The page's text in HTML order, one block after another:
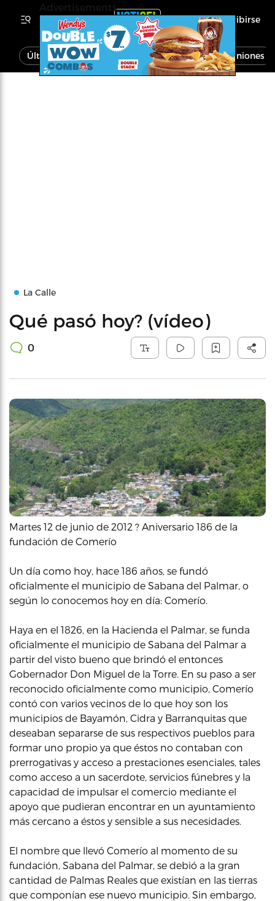
Inscribirse
Última Hora Noticias Economía Opiniones
La Calle
Qué pasó hoy? (vídeo)
0
Martes 12 de junio de 2012 ? Aniversario 186 de la
fundación de Comerío
Un día como hoy, hace 186 años, se fundó
oficialmente el municipio de Sabana del Palmar, o
según lo conocemos hoy en día: Comerío.
Haya en el 1826, en la Hacienda el Palmar, se funda
oficialmente el municipio de Sabana del Palmar a
partir del visto bueno que brindó el entonces
Gobernador Don Miguel de la Torre. En su paso a ser
reconocido oficialmente como municipio, Comerío
contó con varios vecinos de lo que hoy son los
municipios de Bayamón, Cidra y Barranquitas que
deseaban separarse de sus respectivos pueblos para
formar uno propio ya que éstos no contaban con
prerrogativas y acceso a prestaciones esenciales, tales
como acceso a un sacerdote, servicios fúnebres y la
capacidad de impulsar el comercio mediante el
apoyo que pudieran encontrar en un ayuntamiento
más cercano a éstos y sensible a sus necesidades.
El nombre que llevó Comerío al momento de su
fundación, Sabana del Palmar, se debió a la gran
cantidad de Palmas Reales que existían en las tierras
que componían ese nuevo municipio. Sin embargo,
Advertisements